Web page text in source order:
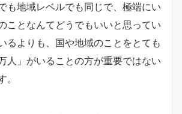
も地域レベルでも同じで、極端にい
ことなんてどうでもいいと思ってい
るよりも、国や地域のことをとても
人」がいることの方が重要ではない